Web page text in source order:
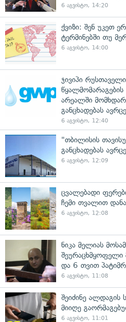
6 აგვისტო, 14:20
ქვიზი: შენ უკეთ
ტერმინებში თუ
6 აგვისტო, 14:00
ჯივიპი
არეალში
განცხადებას
6 აგვისტო, 12:40
"თბილისის
განცხადებას
6 აგვისტო, 12:09
ცვალებადი
ჩემი თვალით
6 აგვისტო, 12:08
ნიკა მელიას
შეურაცხმყოფელი
და 6 თვით
6 აგვისტო, 11:08
შეიძინე ალდაგის
მიიღე
6 აგვისტო, 11:01